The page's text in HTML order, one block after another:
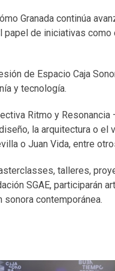
Granada continúa
papel de iniciativas
de Espacio Caja
y tecnología.
Ritmo y Resonancia
la arquitectura o el
o Juan Vida, entre
talleres,
SGAE, participarán
contemporánea.